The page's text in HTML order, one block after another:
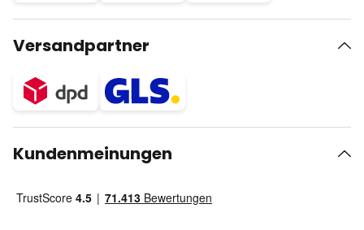
Versandpartner
Kundenmeinungen